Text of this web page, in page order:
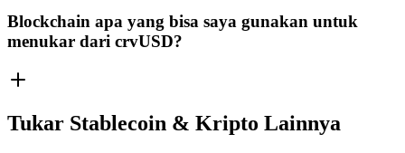
Blockchain apa yang bisa saya gunakan untuk
menukar dari crvUSD?
Tukar Stablecoin & Kripto Lainnya